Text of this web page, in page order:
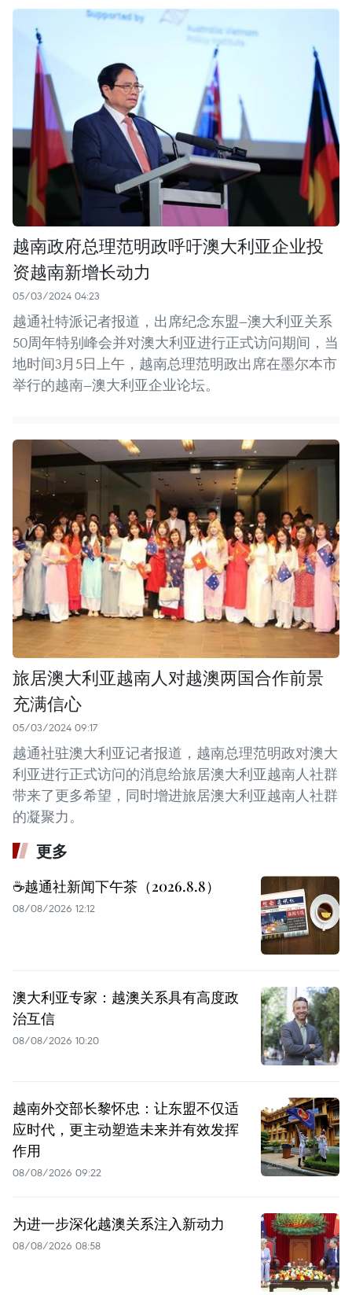
越南政府总理范明政呼吁澳大利亚企业投
资越南新增长动力
05/03/2024 04:23
越通社特派记者报道，出席纪念东盟—澳大利亚关系
50周年特别峰会并对澳大利亚进行正式访问期间，当
地时间3月5日上午，越南总理范明政出席在墨尔本市
举行的越南—澳大利亚企业论坛。
旅居澳大利亚越南人对越澳两国合作前景
充满信心
05/03/2024 09:17
越通社驻澳大利亚记者报道，越南总理范明政对澳大
利亚进行正式访问的消息给旅居澳大利亚越南人社群
带来了更多希望，同时增进旅居澳大利亚越南人社群
的凝聚力。
更多
☕️越通社新闻下午茶（2026.8.8）
08/08/2026 12:12
澳大利亚专家：越澳关系具有高度政
治互信
08/08/2026 10:20
越南外交部长黎怀忠：让东盟不仅适
应时代，更主动塑造未来并有效发挥
作用
08/08/2026 09:22
为进一步深化越澳关系注入新动力
08/08/2026 08:58